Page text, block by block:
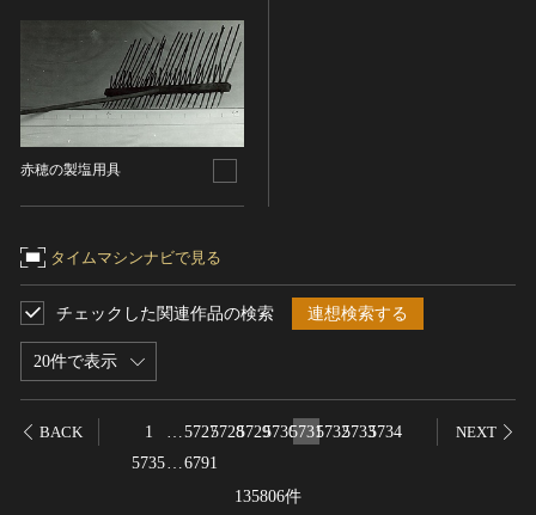
赤穂の製塩用具
タイムマシンナビで見る
20件で表示
チェックした関連作品の検索 連想検索する
BACK
135806件
1 57275728572957305731573257335734
5735
6791
NEXT
民俗
有形民俗文化財
無形民俗文化財
史跡
社寺跡又は旧境内
集落跡
その他
名勝
庭園
渓谷・渓流
海浜